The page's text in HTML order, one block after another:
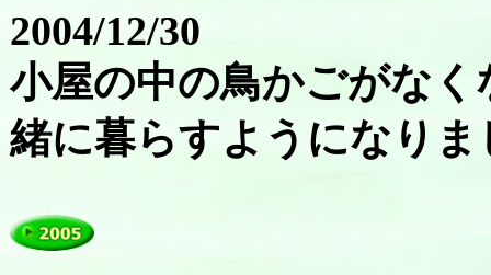
2004/12/30
小屋の中の鳥かごがな
緒に暮らすようになりま